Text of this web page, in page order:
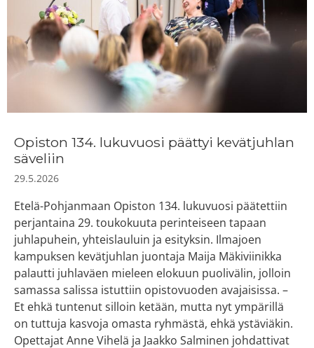
Opiston 134. lukuvuosi päättyi kevätjuhlan
säveliin
29.5.2026
Etelä-Pohjanmaan Opiston 134. lukuvuosi päätettiin
perjantaina 29. toukokuuta perinteiseen tapaan
juhlapuhein, yhteislauluin ja esityksin. Ilmajoen
kampuksen kevätjuhlan juontaja Maija Mäkiviinikka
palautti juhlaväen mieleen elokuun puolivälin, jolloin
samassa salissa istuttiin opistovuoden avajaisissa. –
Et ehkä tuntenut silloin ketään, mutta nyt ympärillä
on tuttuja kasvoja omasta ryhmästä, ehkä ystäviäkin.
Opettajat Anne Vihelä ja Jaakko Salminen johdattivat